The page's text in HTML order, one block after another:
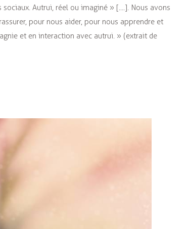
Autrui, réel ou imaginé » [....]. Nous avons
pour nous aider, pour nous apprendre et
et en interaction avec autrui. » (extrait de